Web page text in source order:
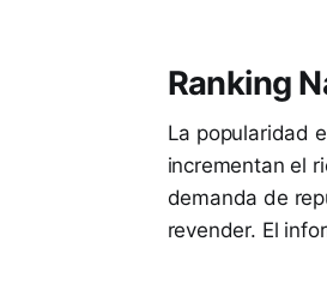
Ranking
La popularidad
incrementan el
demanda de
revender. El